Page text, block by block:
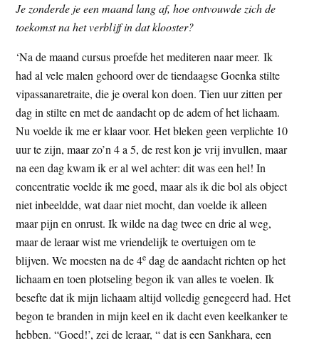
Je zonderde je een maand lang af, hoe ontvouwde zich de
toekomst na het verblijf in dat klooster?
‘Na de maand cursus proefde het mediteren naar meer. Ik
had al vele malen gehoord over de tiendaagse Goenka stilte
vipassanaretraite, die je overal kon doen. Tien uur zitten per
dag in stilte en met de aandacht op de adem of het lichaam.
Nu voelde ik me er klaar voor. Het bleken geen verplichte 10
uur te zijn, maar zo’n 4 a 5, de rest kon je vrij invullen, maar
na een dag kwam ik er al wel achter: dit was een hel! In
concentratie voelde ik me goed, maar als ik die bol als object
niet inbeeldde, wat daar niet mocht, dan voelde ik alleen
maar pijn en onrust. Ik wilde na dag twee en drie al weg,
maar de leraar wist me vriendelijk te overtuigen om te
blijven. We moesten na de 4e dag de aandacht richten op het
lichaam en toen plotseling begon ik van alles te voelen. Ik
besefte dat ik mijn lichaam altijd volledig genegeerd had. Het
begon te branden in mijn keel en ik dacht even keelkanker te
hebben. “Goed!’, zei de leraar, “ dat is een Sankhara, een